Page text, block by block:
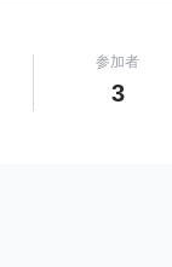
参加者
3